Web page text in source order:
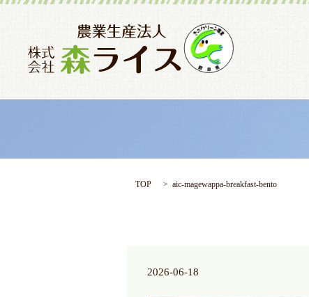
TOP aic-magewappa-breakfast-bento
2026-06-18